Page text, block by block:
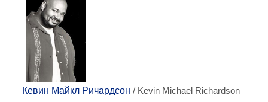
Кевин Майкл Ричардсон / Kevin Michael Richardson